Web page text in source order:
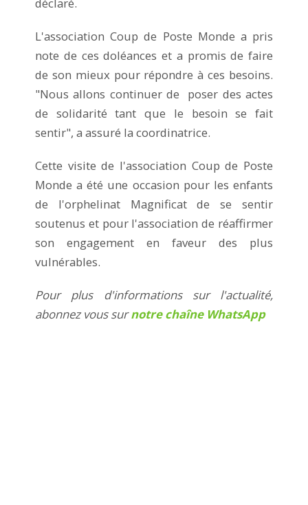
L'association Coup de Poste Monde a pris
note de ces doléances et a promis de faire
de son mieux pour répondre à ces besoins.
"Nous allons continuer de poser des actes
de solidarité tant que le besoin se fait
sentir", a assuré la coordinatrice.
Cette visite de l'association Coup de Poste
Monde a été une occasion pour les enfants
de l'orphelinat Magnificat de se sentir
soutenus et pour l'association de réaffirmer
son engagement en faveur des plus
vulnérables.
Pour plus d'informations sur l'actualité,
abonnez vous surnotre chaîne WhatsApp